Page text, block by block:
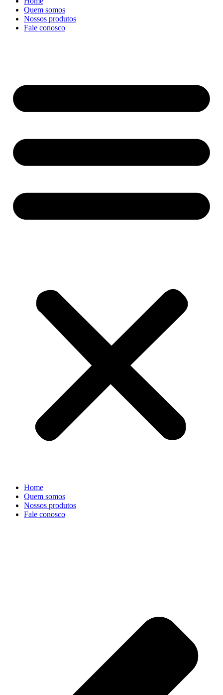
Quem somos
Nossos produtos
Fale conosco
Home
Quem somos
Nossos produtos
Fale conosco